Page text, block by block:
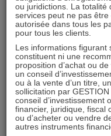
ou juridictions. La totalité
services peut ne pas
autorisée dans tous les
pour tous les clients.
Les informations figurant
constituent ni une
proposition d’achat ou
un conseil
ou à la vente d’un titre,
sollicitation par
conseil d’investissement
financier, juridique, fiscal
ou d’acheter ou vendre
autres instruments